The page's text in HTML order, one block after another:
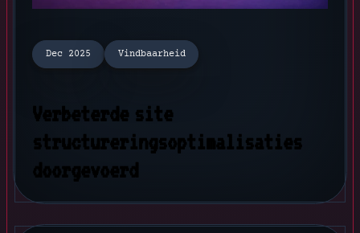
Dec 2025 Vindbaarheid
Verbeterde site
structureringsoptimalisaties
doorgevoerd